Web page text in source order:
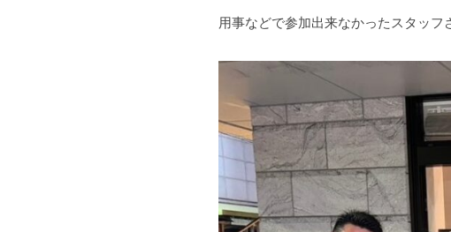
用事などで参加出来なかったスタッ